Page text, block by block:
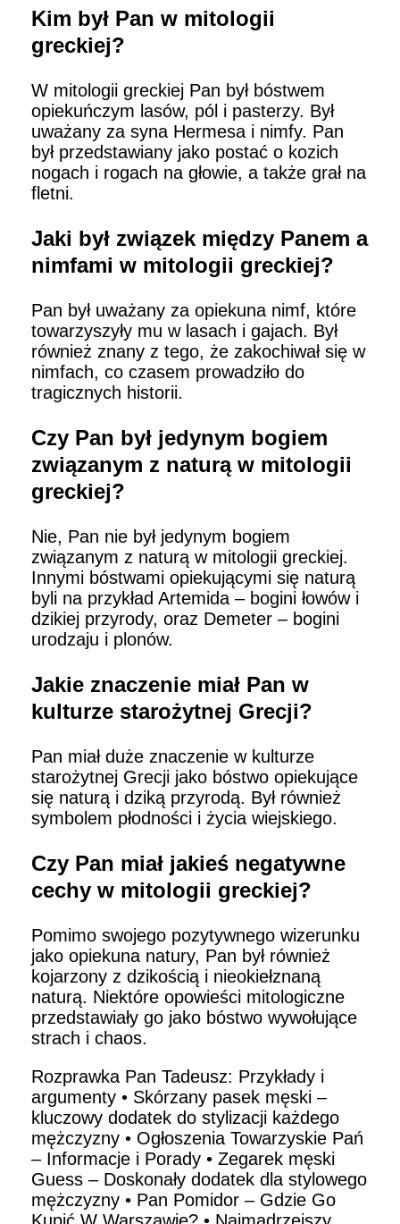
Kim był Pan w mitologii
greckiej?
W mitologii greckiej Pan był bóstwem
opiekuńczym lasów, pól i pasterzy. Był
uważany za syna Hermesa i nimfy. Pan
był przedstawiany jako postać o kozich
nogach i rogach na głowie, a także grał na
fletni.
Jaki był związek między Panem a
nimfami w mitologii greckiej?
Pan był uważany za opiekuna nimf, które
towarzyszyły mu w lasach i gajach. Był
również znany z tego, że zakochiwał się w
nimfach, co czasem prowadziło do
tragicznych historii.
Czy Pan był jedynym bogiem
związanym z naturą w mitologii
greckiej?
Nie, Pan nie był jedynym bogiem
związanym z naturą w mitologii greckiej.
Innymi bóstwami opiekującymi się naturą
byli na przykład Artemida – bogini łowów i
dzikiej przyrody, oraz Demeter – bogini
urodzaju i plonów.
Jakie znaczenie miał Pan w
kulturze starożytnej Grecji?
Pan miał duże znaczenie w kulturze
starożytnej Grecji jako bóstwo opiekujące
się naturą i dziką przyrodą. Był również
symbolem płodności i życia wiejskiego.
Czy Pan miał jakieś negatywne
cechy w mitologii greckiej?
Pomimo swojego pozytywnego wizerunku
jako opiekuna natury, Pan był również
kojarzony z dzikością i nieokiełznaną
naturą. Niektóre opowieści mitologiczne
przedstawiały go jako bóstwo wywołujące
strach i chaos.
Rozprawka Pan Tadeusz: Przykłady i
argumenty • Skórzany pasek męski –
kluczowy dodatek do stylizacji każdego
mężczyzny • Ogłoszenia Towarzyskie Pań
– Informacje i Porady • Zegarek męski
Guess – Doskonały dodatek dla stylowego
mężczyzny • Pan Pomidor – Gdzie Go